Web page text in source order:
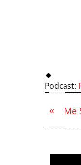
Podcast:
« Me